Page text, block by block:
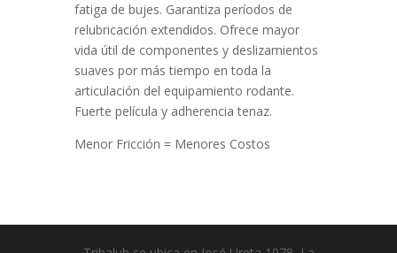
fatiga de bujes. Garantiza períodos de
relubricación extendidos. Ofrece mayor
vida útil de componentes y deslizamientos
suaves por más tiempo en toda la
articulación del equipamiento rodante.
Fuerte película y adherencia tenaz.
Menor Fricción = Menores Costos